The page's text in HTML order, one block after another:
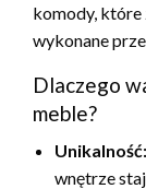
komody, które
wykonane
Dlaczego
meble?
Unikalność:
wnętrze